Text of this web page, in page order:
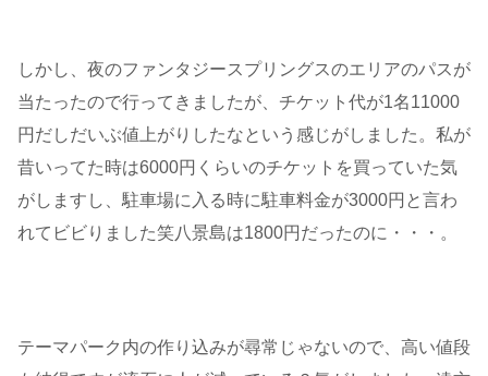
しかし、夜のファンタジースプリングスのエリアのパスが
当たったので行ってきましたが、チケット代が1名11000
円だしだいぶ値上がりしたなという感じがしました。私が
昔いってた時は6000円くらいのチケットを買っていた気
がしますし、駐車場に入る時に駐車料金が3000円と言わ
れてビビりました笑八景島は1800円だったのに・・・。
テーマパーク内の作り込みが尋常じゃないので、高い値段